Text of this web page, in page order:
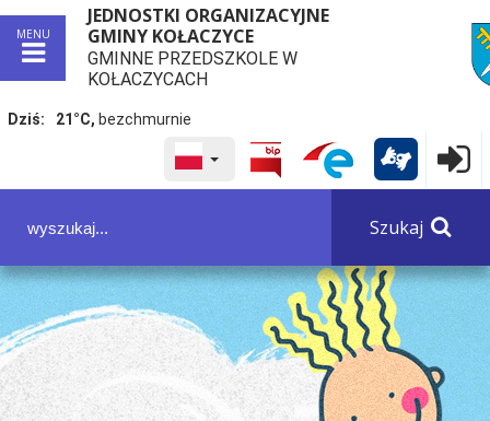
MENU
JEDNOSTKI ORGANIZACYJNE
GMINY KOŁACZYCE
GMINNE PRZEDSZKOLE W
KOŁACZYCACH
Dziś: 21°C, bezchmurnie
WYBRANY JĘZYK POLSKA
Szukaj
